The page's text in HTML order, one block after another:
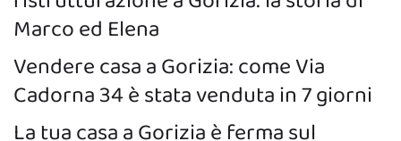
Marco ed Elena
Vendere casa a Gorizia: come Via
Cadorna 34 è stata venduta in 7 giorni
La tua casa a Gorizia è ferma sul